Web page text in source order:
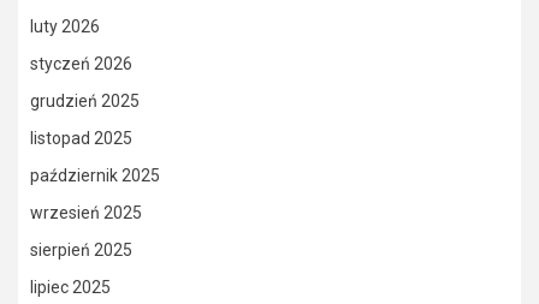
luty 2026
styczeń 2026
grudzień 2025
listopad 2025
październik 2025
wrzesień 2025
sierpień 2025
lipiec 2025